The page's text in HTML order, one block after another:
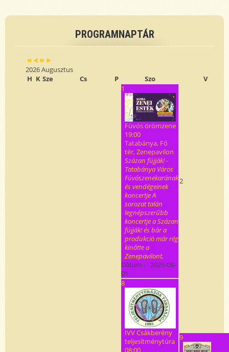
PROGRAMNAPTÁR
Previous
Previous
NextNext
2026 Augusztus
H K Sze Cs P Szo
V
1
Fúvós örömzene
19:00
Tatabánya, Fő
tér, Zenepavilon
Százan fújják! -
Tatabánya Város
Fúvószenekarának
és vendégeinek
koncertje A
sorozat talán
legnépszerűbb
koncertje a Százan
fújják! és bár a
produkció már rég
kinőtte a
Zenepavilont,
Dátum : 2026-08-
01
2
8
IVV Csákberény
teljesítménytúra
08:00
9